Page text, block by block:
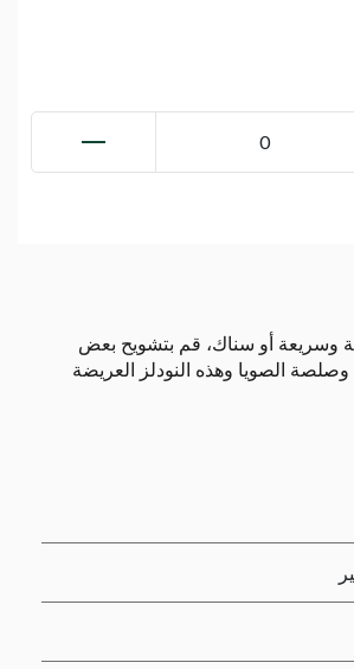
0
وسريعة أو سناك، قم بتشويح بعض
وصلصة الصويا وهذه النودلز العريضة